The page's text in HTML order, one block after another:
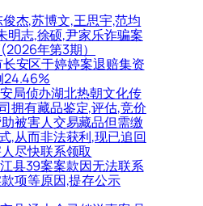
杰,苏博文,王思宇,范均
明志,徐硕,尹家乐诈骗案
年第3期）
长安区于婷婷案退赔集资
24.46%
局侦办湖北热朝文化传
拥有藏品鉴定,评估,竞价
被害人交易藏品但需缴
,从而非法获利,现已追回
尽快联系领取
县39案案款因无法联系
项等原因,提存公示